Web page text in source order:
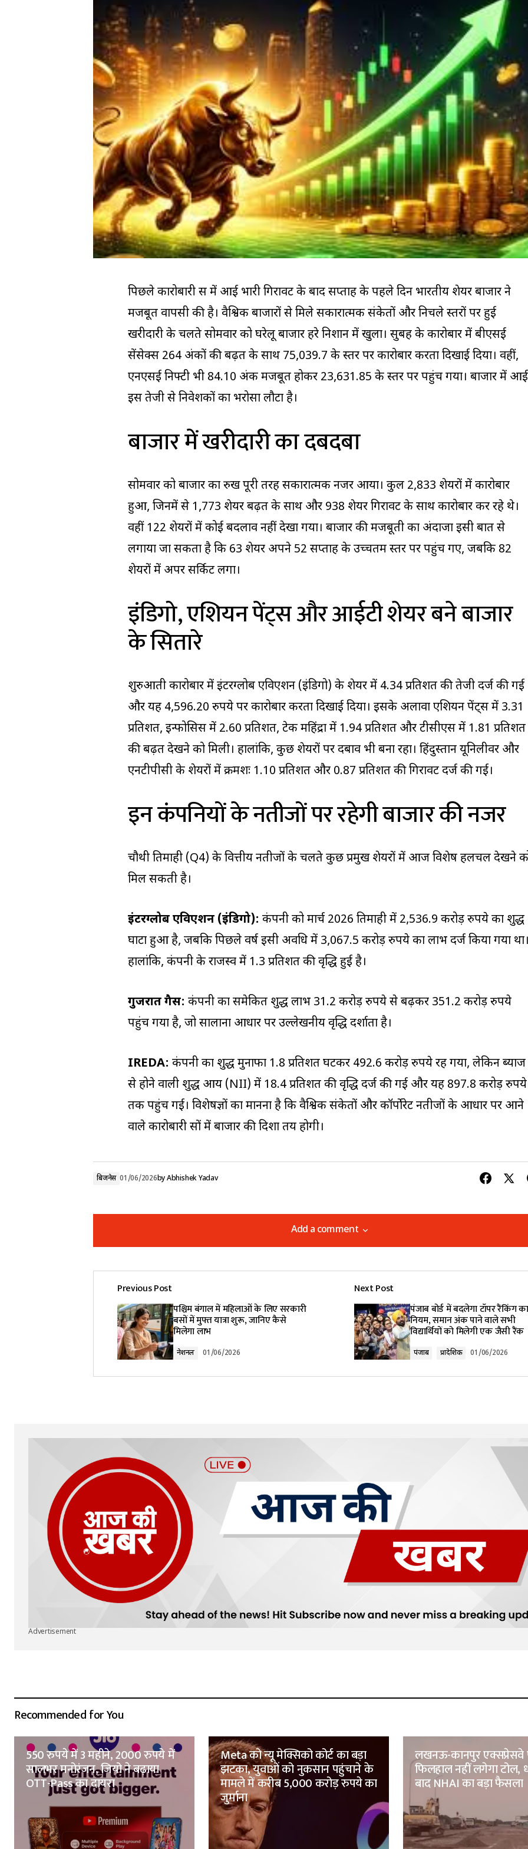
पिछले कारोबारी सत्र में आई भारी गिरावट के बाद सप्ताह के पहले दिन भारतीय शेयर बाजार ने
मजबूत वापसी की है। वैश्विक बाजारों से मिले सकारात्मक संकेतों और निचले स्तरों पर हुई
खरीदारी के चलते सोमवार को घरेलू बाजार हरे निशान में खुला। सुबह के कारोबार में बीएसई
सेंसेक्स 264 अंकों की बढ़त के साथ 75,039.7 के स्तर पर कारोबार करता दिखाई दिया। वहीं,
एनएसई निफ्टी भी 84.10 अंक मजबूत होकर 23,631.85 के स्तर पर पहुंच गया। बाजार में आई
इस तेजी से निवेशकों का भरोसा लौटा है।
बाजार में खरीदारी का दबदबा
सोमवार को बाजार का रुख पूरी तरह सकारात्मक नजर आया। कुल 2,833 शेयरों में कारोबार
हुआ, जिनमें से 1,773 शेयर बढ़त के साथ और 938 शेयर गिरावट के साथ कारोबार कर रहे थे।
वहीं 122 शेयरों में कोई बदलाव नहीं देखा गया। बाजार की मजबूती का अंदाजा इसी बात से
लगाया जा सकता है कि 63 शेयर अपने 52 सप्ताह के उच्चतम स्तर पर पहुंच गए, जबकि 82
शेयरों में अपर सर्किट लगा।
इंडिगो, एशियन पेंट्स और आईटी शेयर बने बाजार
के सितारे
शुरुआती कारोबार में इंटरग्लोब एविएशन (इंडिगो) के शेयर में 4.34 प्रतिशत की तेजी दर्ज की गई
और यह 4,596.20 रुपये पर कारोबार करता दिखाई दिया। इसके अलावा एशियन पेंट्स में 3.31
प्रतिशत, इन्फोसिस में 2.60 प्रतिशत, टेक महिंद्रा में 1.94 प्रतिशत और टीसीएस में 1.81 प्रतिशत
की बढ़त देखने को मिली। हालांकि, कुछ शेयरों पर दबाव भी बना रहा। हिंदुस्तान यूनिलीवर और
एनटीपीसी के शेयरों में क्रमशः 1.10 प्रतिशत और 0.87 प्रतिशत की गिरावट दर्ज की गई।
इन कंपनियों के नतीजों पर रहेगी बाजार की नजर
चौथी तिमाही (Q4) के वित्तीय नतीजों के चलते कुछ प्रमुख शेयरों में आज विशेष हलचल देखने
मिल सकती है।
इंटरग्लोब एविएशन (इंडिगो): कंपनी को मार्च 2026 तिमाही में 2,536.9 करोड़ रुपये का शुद्ध
घाटा हुआ है, जबकि पिछले वर्ष इसी अवधि में 3,067.5 करोड़ रुपये का लाभ दर्ज किया गया
हालांकि, कंपनी के राजस्व में 1.3 प्रतिशत की वृद्धि हुई है।
गुजरात गैस: कंपनी का समेकित शुद्ध लाभ 31.2 करोड़ रुपये से बढ़कर 351.2 करोड़ रुपये
पहुंच गया है, जो सालाना आधार पर उल्लेखनीय वृद्धि दर्शाता है।
IREDA: कंपनी का शुद्ध मुनाफा 1.8 प्रतिशत घटकर 492.6 करोड़ रुपये रह गया, लेकिन ब्याज
से होने वाली शुद्ध आय (NII) में 18.4 प्रतिशत की वृद्धि दर्ज की गई और यह 897.8 करोड़ रुपये
तक पहुंच गई। विशेषज्ञों का मानना है कि वैश्विक संकेतों और कॉर्पोरेट नतीजों के आधार पर आने
वाले कारोबारी सत्रों में बाजार की दिशा तय होगी।
बिजनेस 01/06/2026byAbhishek Yadav
Add a comment
Add a comment
Your email address will not be published.Required fields are marked*
Comment*
Previous Post
पश्चिम बंगाल में महिलाओं के लिए सरकारी
बसों में मुफ्त यात्रा शुरू, जानिए कैसे
मिलेगा लाभ
नेशनल 01/06/2026
Next Post
पंजाब बोर्ड में बदलेगा टॉपर रैंकिंग का
नियम, समान अंक पाने वाले सभी
विद्यार्थियों को मिलेगी एक जैसी रैंक
पंजाब प्रादेशिक 01/06/2026
Advertisement
Recommended for You
550 रुपये में 3 महीने, 2000 रुपये में
सालभर मनोरंजन, जियो ने बढ़ाया
OTT-Pass का दायरा
Meta को न्यू मेक्सिको कोर्ट का बड़ा
झटका, युवाओं को नुकसान पहुंचाने के
मामले में करीब 5,000 करोड़ रुपये का
जुर्माना
लखनऊ-कानपुर एक्सप्रेसवे
फिलहाल नहीं लगेगा टोल,
बाद NHAI का बड़ा फैसला